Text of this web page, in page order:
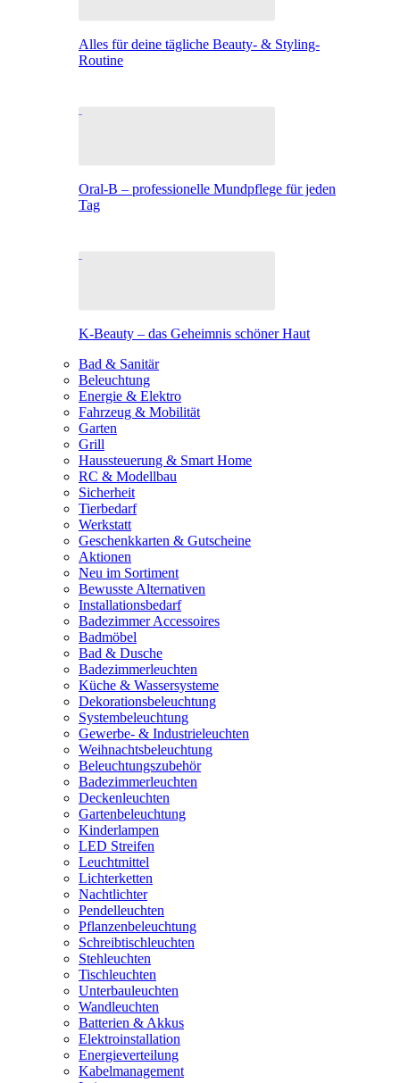
Alles für deine tägliche Beauty- & Styling-
Routine
Oral-B – professionelle Mundpflege für jeden
Tag
K-Beauty – das Geheimnis schöner Haut
Bad & Sanitär
Beleuchtung
Energie & Elektro
Fahrzeug & Mobilität
Garten
Grill
Haussteuerung & Smart Home
RC & Modellbau
Sicherheit
Tierbedarf
Werkstatt
Geschenkkarten & Gutscheine
Aktionen
Neu im Sortiment
Bewusste Alternativen
Installationsbedarf
Badezimmer Accessoires
Badmöbel
Bad & Dusche
Badezimmerleuchten
Küche & Wassersysteme
Dekorationsbeleuchtung
Systembeleuchtung
Gewerbe- & Industrieleuchten
Weihnachtsbeleuchtung
Beleuchtungszubehör
Badezimmerleuchten
Deckenleuchten
Gartenbeleuchtung
Kinderlampen
LED Streifen
Leuchtmittel
Lichterketten
Nachtlichter
Pendelleuchten
Pflanzenbeleuchtung
Schreibtischleuchten
Stehleuchten
Tischleuchten
Unterbauleuchten
Wandleuchten
Batterien & Akkus
Elektroinstallation
Energieverteilung
Kabelmanagement